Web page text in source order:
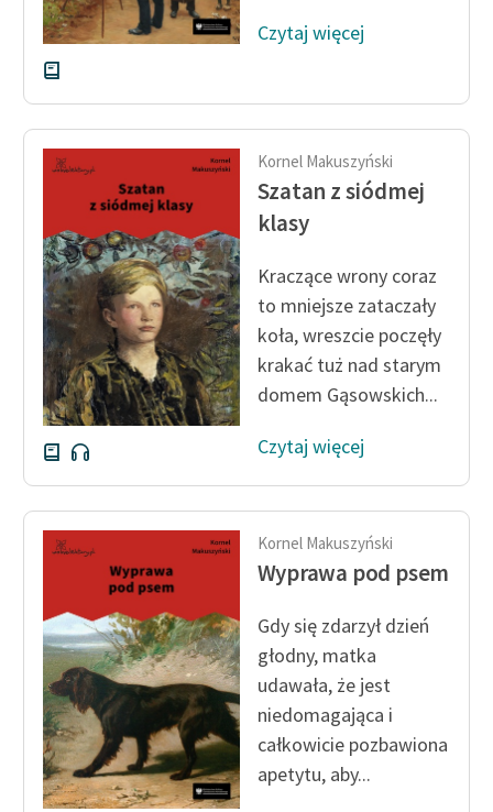
Czytaj więcej
Kornel Makuszyński
Szatan z siódmej
klasy
Kraczące wrony coraz
to mniejsze zataczały
koła, wreszcie poczęły
krakać tuż nad starym
domem Gąsowskich...
Czytaj więcej
Kornel Makuszyński
Wyprawa pod psem
Gdy się zdarzył dzień
głodny, matka
udawała, że jest
niedomagająca i
całkowicie pozbawiona
apetytu, aby...